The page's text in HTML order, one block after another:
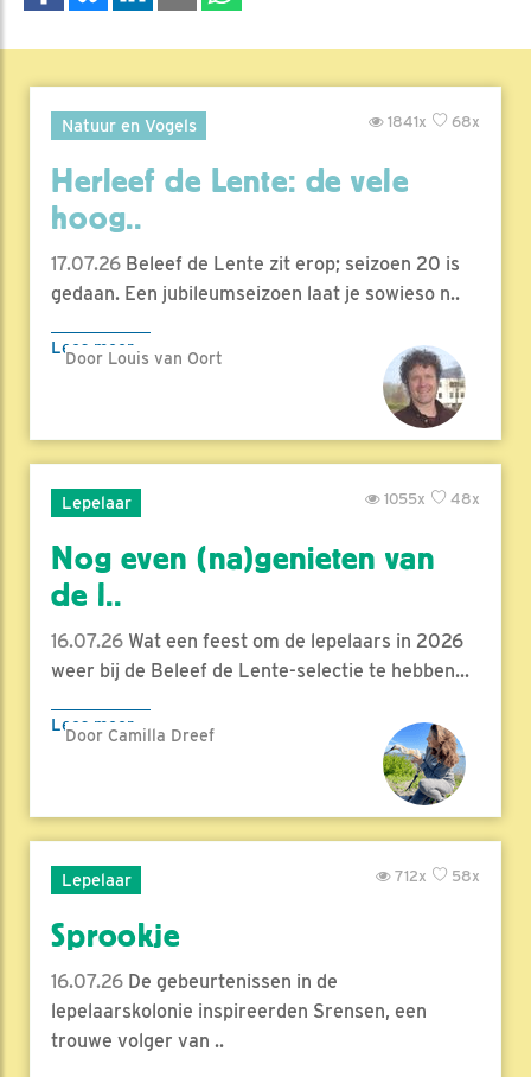
Natuur en Vogels 68x
1841x
Herleef de Lente: de vele
hoog..
17.07.26 Beleef de Lente zit erop; seizoen 20 is
gedaan. Een jubileumseizoen laat je sowieso n..
Lees meer
Door Louis van Oort
Lepelaar 48x
1055x
Nog even (na)genieten van
de l..
16.07.26 Wat een feest om de lepelaars in 2026
weer bij de Beleef de Lente-selectie te hebben...
Lees meer
Door Camilla Dreef
Lepelaar 58x
712x
Sprookje
16.07.26 De gebeurtenissen in de
lepelaarskolonie inspireerden Srensen, een
trouwe volger van ..